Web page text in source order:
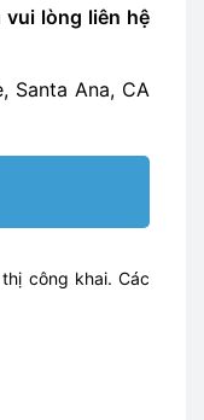
vui lòng liên hệ
Santa Ana, CA
công khai. Các